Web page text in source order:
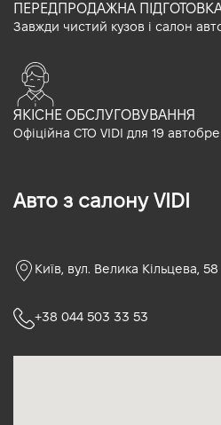
ПЕРЕДПРОДАЖНА
Завжди чистий кузов і салон
ЯКІСНЕ ОБСЛУГОВУВАННЯ
Офіційна СТО VIDI для 19
Авто з салону VIDI
Київ, вул. Велика Кільцева, 58
+38 044 503 33 53